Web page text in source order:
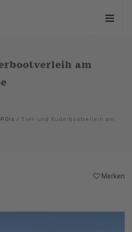
am
/ Tret- und Ruderbootverleih am
Merken